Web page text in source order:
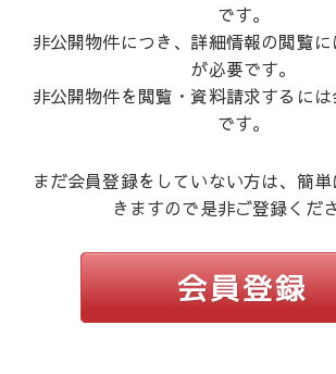
です。
非公開物件につき、詳細情報の閲覧
が必要です。
非公開物件を閲覧・資料請求するに
です。
まだ会員登録をしていない方は、簡
きますので是非ご登録くださ